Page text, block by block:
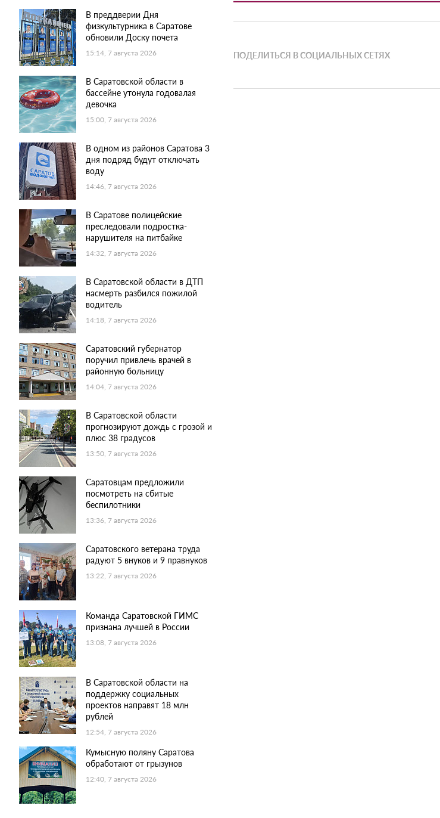
В преддверии Дня
физкультурника в Саратове
обновили Доску почета
15:14, 7 августа 2026
В Саратовской области в
бассейне утонула годовалая
девочка
15:00, 7 августа 2026
В одном из районов Саратова 3
дня подряд будут отключать
воду
14:46, 7 августа 2026
В Саратове полицейские
преследовали подростка-
нарушителя на питбайке
14:32, 7 августа 2026
В Саратовской области в ДТП
насмерть разбился пожилой
водитель
14:18, 7 августа 2026
Саратовский губернатор
поручил привлечь врачей в
районную больницу
14:04, 7 августа 2026
В Саратовской области
прогнозируют дождь с грозой и
плюс 38 градусов
13:50, 7 августа 2026
Саратовцам предложили
посмотреть на сбитые
беспилотники
13:36, 7 августа 2026
Саратовского ветерана труда
радуют 5 внуков и 9 правнуков
13:22, 7 августа 2026
Команда Саратовской ГИМС
признана лучшей в России
13:08, 7 августа 2026
В Саратовской области на
поддержку социальных
проектов направят 18 млн
рублей
12:54, 7 августа 2026
Кумысную поляну Саратова
обработают от грызунов
12:40, 7 августа 2026
ПОДЕЛИТЬСЯ В СОЦИАЛЬНЫХ СЕТЯХ